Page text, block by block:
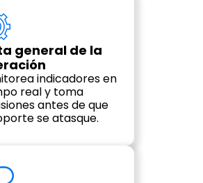
general de la
indicadores en
real y toma
antes de que
se atasque.